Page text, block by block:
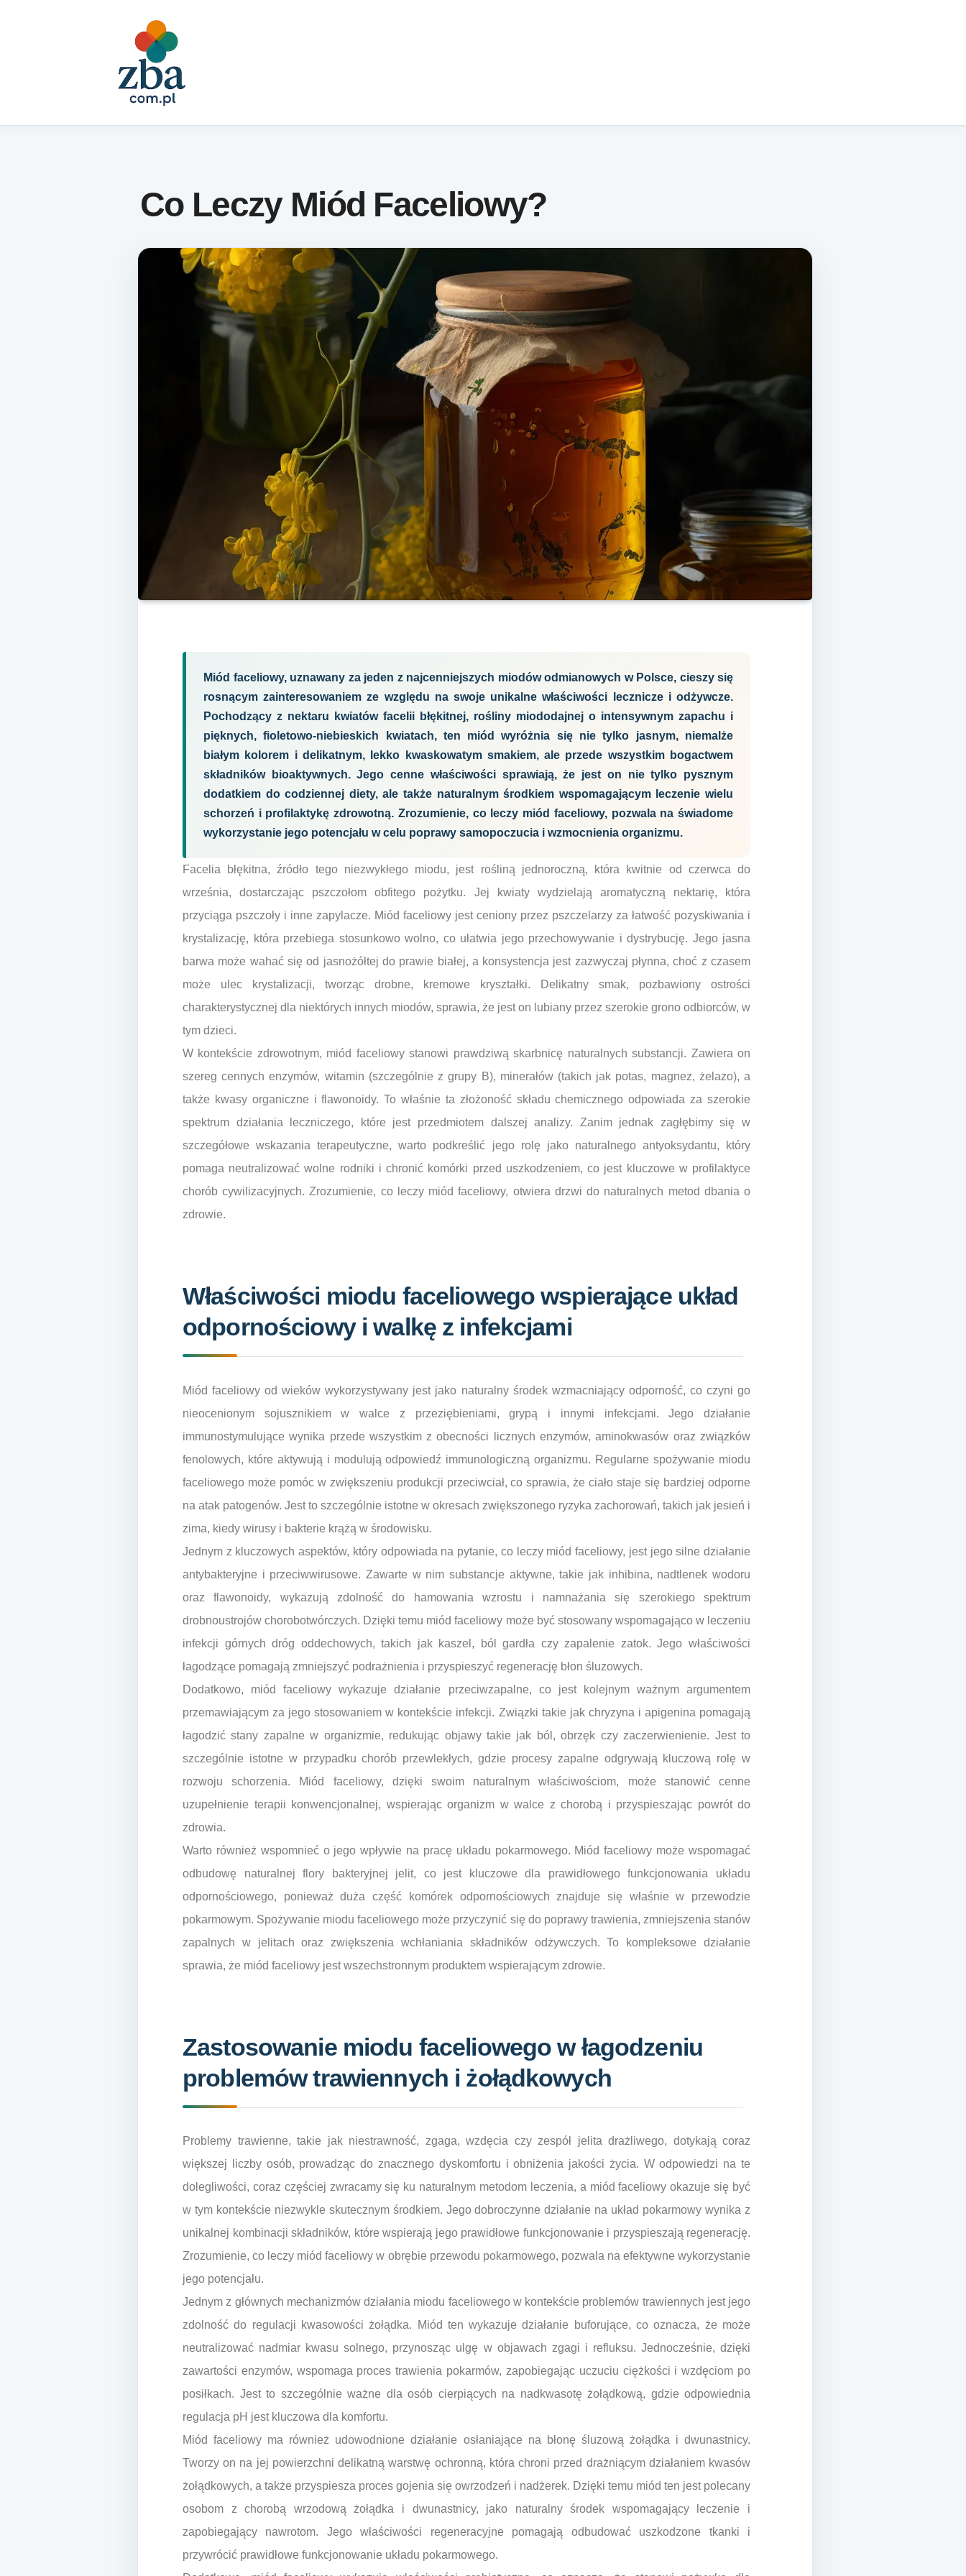
Co Leczy Miód Faceliowy?
Miód faceliowy, uznawany za jeden z najcenniejszych miodów odmianowych w Polsce, cieszy się
rosnącym zainteresowaniem ze względu na swoje unikalne właściwości lecznicze i odżywcze.
Pochodzący z nektaru kwiatów facelii błękitnej, rośliny miododajnej o intensywnym zapachu i
pięknych, fioletowo-niebieskich kwiatach, ten miód wyróżnia się nie tylko jasnym, niemalże
białym kolorem i delikatnym, lekko kwaskowatym smakiem, ale przede wszystkim bogactwem
składników bioaktywnych. Jego cenne właściwości sprawiają, że jest on nie tylko pysznym
dodatkiem do codziennej diety, ale także naturalnym środkiem wspomagającym leczenie wielu
schorzeń i profilaktykę zdrowotną. Zrozumienie, co leczy miód faceliowy, pozwala na świadome
wykorzystanie jego potencjału w celu poprawy samopoczucia i wzmocnienia organizmu.
Facelia błękitna, źródło tego niezwykłego miodu, jest rośliną jednoroczną, która kwitnie od czerwca do
września, dostarczając pszczołom obfitego pożytku. Jej kwiaty wydzielają aromatyczną nektarię, która
przyciąga pszczoły i inne zapylacze. Miód faceliowy jest ceniony przez pszczelarzy za łatwość pozyskiwania i
krystalizację, która przebiega stosunkowo wolno, co ułatwia jego przechowywanie i dystrybucję. Jego jasna
barwa może wahać się od jasnożółtej do prawie białej, a konsystencja jest zazwyczaj płynna, choć z czasem
może ulec krystalizacji, tworząc drobne, kremowe kryształki. Delikatny smak, pozbawiony ostrości
charakterystycznej dla niektórych innych miodów, sprawia, że jest on lubiany przez szerokie grono odbiorców, w
tym dzieci.
W kontekście zdrowotnym, miód faceliowy stanowi prawdziwą skarbnicę naturalnych substancji. Zawiera on
szereg cennych enzymów, witamin (szczególnie z grupy B), minerałów (takich jak potas, magnez, żelazo), a
także kwasy organiczne i flawonoidy. To właśnie ta złożoność składu chemicznego odpowiada za szerokie
spektrum działania leczniczego, które jest przedmiotem dalszej analizy. Zanim jednak zagłębimy się w
szczegółowe wskazania terapeutyczne, warto podkreślić jego rolę jako naturalnego antyoksydantu, który
pomaga neutralizować wolne rodniki i chronić komórki przed uszkodzeniem, co jest kluczowe w profilaktyce
chorób cywilizacyjnych. Zrozumienie, co leczy miód faceliowy, otwiera drzwi do naturalnych metod dbania o
zdrowie.
Właściwości miodu faceliowego wspierające układ
odpornościowy i walkę z infekcjami
Miód faceliowy od wieków wykorzystywany jest jako naturalny środek wzmacniający odporność, co czyni go
nieocenionym sojusznikiem w walce z przeziębieniami, grypą i innymi infekcjami. Jego działanie
immunostymulujące wynika przede wszystkim z obecności licznych enzymów, aminokwasów oraz związków
fenolowych, które aktywują i modulują odpowiedź immunologiczną organizmu. Regularne spożywanie miodu
faceliowego może pomóc w zwiększeniu produkcji przeciwciał, co sprawia, że ciało staje się bardziej odporne
na atak patogenów. Jest to szczególnie istotne w okresach zwiększonego ryzyka zachorowań, takich jak jesień i
zima, kiedy wirusy i bakterie krążą w środowisku.
Jednym z kluczowych aspektów, który odpowiada na pytanie, co leczy miód faceliowy, jest jego silne działanie
antybakteryjne i przeciwwirusowe. Zawarte w nim substancje aktywne, takie jak inhibina, nadtlenek wodoru
oraz flawonoidy, wykazują zdolność do hamowania wzrostu i namnażania się szerokiego spektrum
drobnoustrojów chorobotwórczych. Dzięki temu miód faceliowy może być stosowany wspomagająco w leczeniu
infekcji górnych dróg oddechowych, takich jak kaszel, ból gardła czy zapalenie zatok. Jego właściwości
łagodzące pomagają zmniejszyć podrażnienia i przyspieszyć regenerację błon śluzowych.
Dodatkowo, miód faceliowy wykazuje działanie przeciwzapalne, co jest kolejnym ważnym argumentem
przemawiającym za jego stosowaniem w kontekście infekcji. Związki takie jak chryzyna i apigenina pomagają
łagodzić stany zapalne w organizmie, redukując objawy takie jak ból, obrzęk czy zaczerwienienie. Jest to
szczególnie istotne w przypadku chorób przewlekłych, gdzie procesy zapalne odgrywają kluczową rolę w
rozwoju schorzenia. Miód faceliowy, dzięki swoim naturalnym właściwościom, może stanowić cenne
uzupełnienie terapii konwencjonalnej, wspierając organizm w walce z chorobą i przyspieszając powrót do
zdrowia.
Warto również wspomnieć o jego wpływie na pracę układu pokarmowego. Miód faceliowy może wspomagać
odbudowę naturalnej flory bakteryjnej jelit, co jest kluczowe dla prawidłowego funkcjonowania układu
odpornościowego, ponieważ duża część komórek odpornościowych znajduje się właśnie w przewodzie
pokarmowym. Spożywanie miodu faceliowego może przyczynić się do poprawy trawienia, zmniejszenia stanów
zapalnych w jelitach oraz zwiększenia wchłaniania składników odżywczych. To kompleksowe działanie
sprawia, że miód faceliowy jest wszechstronnym produktem wspierającym zdrowie.
Zastosowanie miodu faceliowego w łagodzeniu
problemów trawiennych i żołądkowych
Problemy trawienne, takie jak niestrawność, zgaga, wzdęcia czy zespół jelita drażliwego, dotykają coraz
większej liczby osób, prowadząc do znacznego dyskomfortu i obniżenia jakości życia. W odpowiedzi na te
dolegliwości, coraz częściej zwracamy się ku naturalnym metodom leczenia, a miód faceliowy okazuje się być
w tym kontekście niezwykle skutecznym środkiem. Jego dobroczynne działanie na układ pokarmowy wynika z
unikalnej kombinacji składników, które wspierają jego prawidłowe funkcjonowanie i przyspieszają regenerację.
Zrozumienie, co leczy miód faceliowy w obrębie przewodu pokarmowego, pozwala na efektywne wykorzystanie
jego potencjału.
Jednym z głównych mechanizmów działania miodu faceliowego w kontekście problemów trawiennych jest jego
zdolność do regulacji kwasowości żołądka. Miód ten wykazuje działanie buforujące, co oznacza, że może
neutralizować nadmiar kwasu solnego, przynosząc ulgę w objawach zgagi i refluksu. Jednocześnie, dzięki
zawartości enzymów, wspomaga proces trawienia pokarmów, zapobiegając uczuciu ciężkości i wzdęciom po
posiłkach. Jest to szczególnie ważne dla osób cierpiących na nadkwasotę żołądkową, gdzie odpowiednia
regulacja pH jest kluczowa dla komfortu.
Miód faceliowy ma również udowodnione działanie osłaniające na błonę śluzową żołądka i dwunastnicy.
Tworzy on na jej powierzchni delikatną warstwę ochronną, która chroni przed drażniącym działaniem kwasów
żołądkowych, a także przyspiesza proces gojenia się owrzodzeń i nadżerek. Dzięki temu miód ten jest polecany
osobom z chorobą wrzodową żołądka i dwunastnicy, jako naturalny środek wspomagający leczenie i
zapobiegający nawrotom. Jego właściwości regeneracyjne pomagają odbudować uszkodzone tkanki i
przywrócić prawidłowe funkcjonowanie układu pokarmowego.